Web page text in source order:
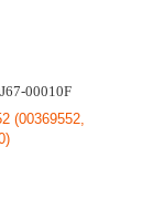
00010F